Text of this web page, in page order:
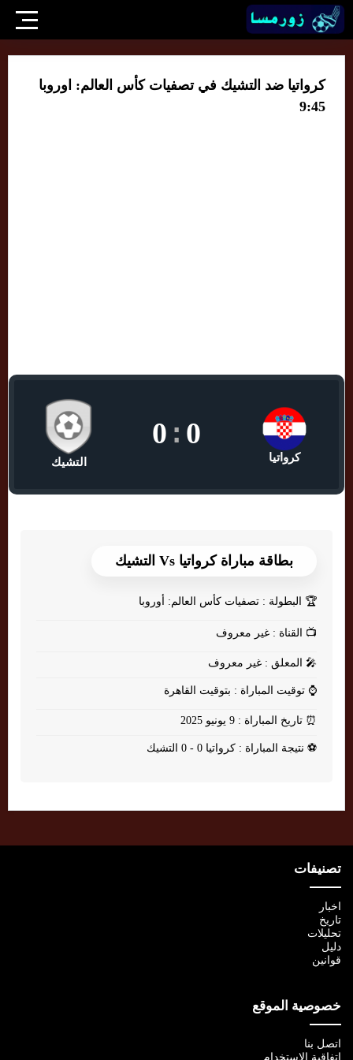
كرواتيا ضد التشيك في تصفيات كأس العالم: اوروبا
9:45
كرواتيا
0
:
0
التشيك
بطاقة مباراة كرواتيا Vs التشيك
🏆 البطولة : تصفيات كأس العالم: أوروبا
📺 القناة : غير معروف
🎤 المعلق : غير معروف
⌚ توقيت المباراة : بتوقيت القاهرة
⏰ تاريخ المباراة : 9 يونيو 2025
⚽ نتيجة المباراة : كرواتيا 0 - 0 التشيك
تصنيفات
اخبار
تاريخ
تحليلات
دليل
قوانين
خصوصية الموقع
اتصل بنا
اتفاقية الإستخدام